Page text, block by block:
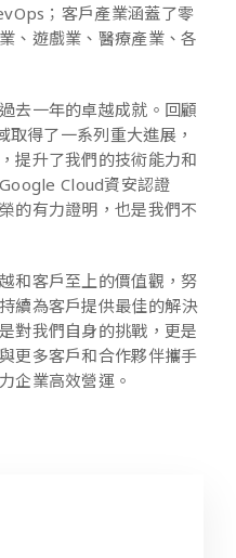
；客戶產業涵蓋了零
、遊戲業、醫療產業、各
去一年的卓越成就。回顧
得了一系列重大進展，
提升了我們的技術能力和
Cloud資安認證
的有力證明，也是我們不
和客戶至上的價值觀，努
續為客戶提供最佳的解決
對我們自身的挑戰，更是
更多客戶和合作夥伴攜手
企業高效營運。